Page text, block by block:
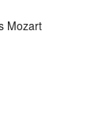
Mozart